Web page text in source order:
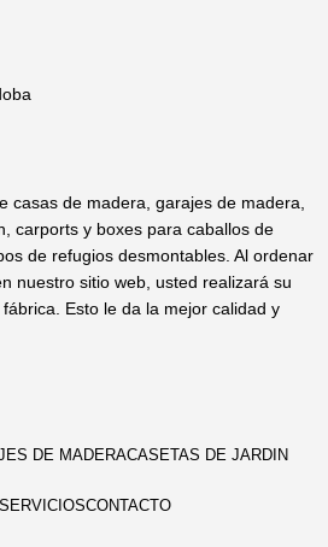
casas de madera, garajes de madera,
carports y boxes para caballos de
de refugios desmontables. Al ordenar
nuestro sitio web, usted realizará su
Esto le da la mejor calidad y
DE MADERACASETAS DE JARDIN
CONTACTO